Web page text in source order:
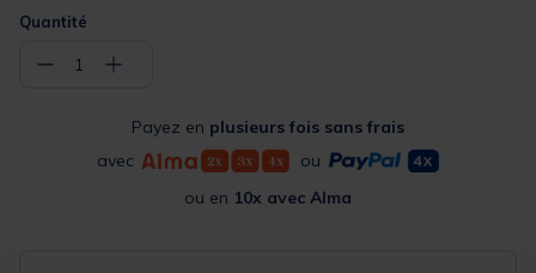
Quantité
− 1 +
Payez en plusieurs fois sans frais
avec
ou
ou en 10x avec Alma